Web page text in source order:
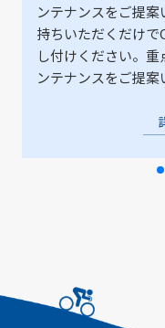
ンテナンスをご提
持ちいただくだけ
し付けください。
ンテナンスをご提案